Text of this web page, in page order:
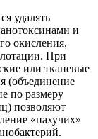
удалять
и
окисления,
При
или тканевые
(объединение
по размеру
позволяют
«пахучих»